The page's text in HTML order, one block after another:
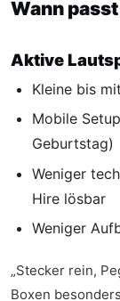
Wann
Aktive
Kleine bis
Mobile
Geburtstag)
Weniger
Hire lösbar
Weniger
„Stecker rein,
Boxen